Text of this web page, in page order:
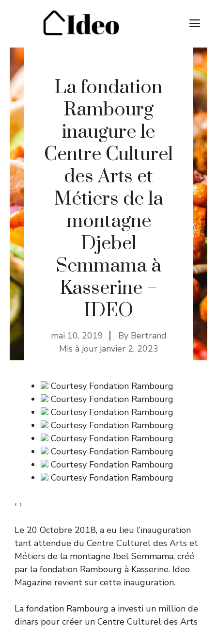
La fondation
Rambourg
inaugure le
Centre Culturel
des Arts et
Métiers de la
montagne
Djebel
Semmama à
Kasserine –
IDEO
mai 10, 2019 By Bertrand
Mis à jour janvier 2, 2023
Courtesy Fondation Rambourg
Courtesy Fondation Rambourg
Courtesy Fondation Rambourg
Courtesy Fondation Rambourg
Courtesy Fondation Rambourg
Courtesy Fondation Rambourg
Courtesy Fondation Rambourg
Courtesy Fondation Rambourg
‹ ›
Le 20 Octobre 2018, a eu lieu l’inauguration
tant attendue du Centre Culturel des Arts et
Métiers de la montagne Jbel Semmama, créé
par la fondation Rambourg à Kasserine. Ideo
Magazine revient sur cette inauguration.
La fondation Rambourg a investi un million de
dinars pour créer un Centre Culturel des Arts